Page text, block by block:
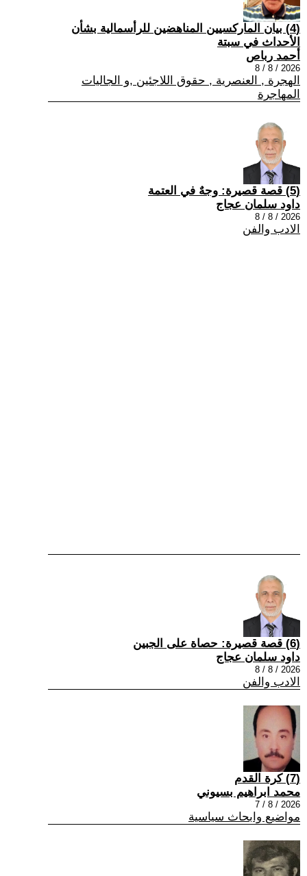
(4) بيان الماركسيين المناهضين للرأسمالية بشأن
الأحداث في سبتة
أحمد رباص
2026 / 8 / 8
الهجرة , العنصرية , حقوق اللاجئين ,و الجاليات
المهاجرة
(5) قصة قصيرة: وجهٌ في العتمة
داود سلمان عجاج
2026 / 8 / 8
الادب والفن
(6) قصة قصيرة: حصاة على الجبين
داود سلمان عجاج
2026 / 8 / 8
الادب والفن
(7) كرة القدم
محمد ابراهيم بسيوني
2026 / 8 / 7
مواضيع وابحاث سياسية